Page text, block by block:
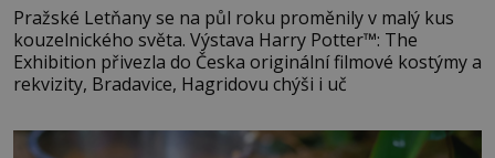
Pražské Letňany se na půl roku proměnily v malý kus
kouzelnického světa. Výstava Harry Potter™: The
Exhibition přivezla do Česka originální filmové kostýmy a
rekvizity, Bradavice, Hagridovu chýši i uč